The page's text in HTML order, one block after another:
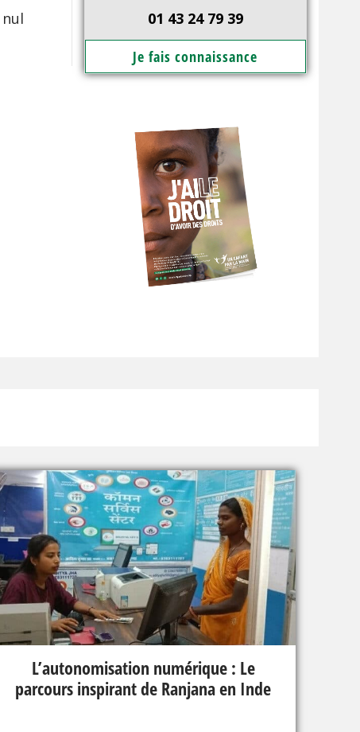
01 43 24 79 39
Je fais connaissance
L’autonomisation numérique : Le
parcours inspirant de Ranjana en Inde